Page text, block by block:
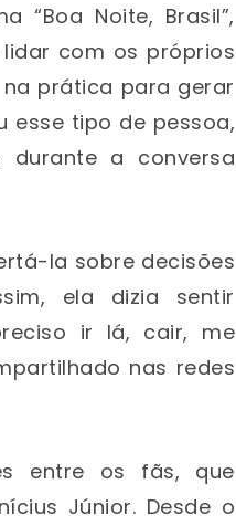
“Boa Noite, Brasil”,
com os próprios
na prática para gerar
esse tipo de pessoa,
durante a conversa
la sobre decisões
ela dizia sentir
ir lá, cair, me
nas redes
entre os fãs, que
Júnior. Desde o